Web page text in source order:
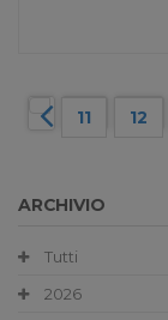
11 12
ARCHIVIO
Tutti
2026